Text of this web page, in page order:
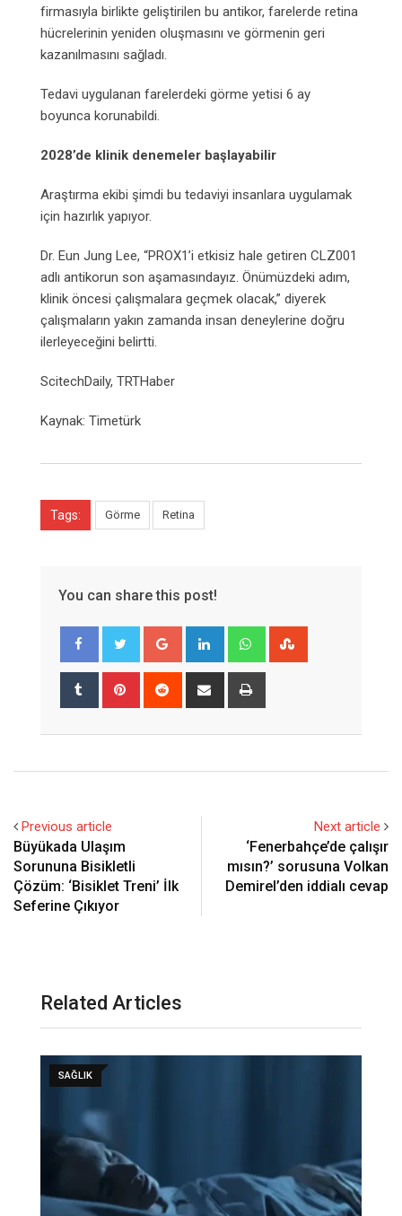
firmasıyla birlikte geliştirilen bu antikor, farelerde retina
hücrelerinin yeniden oluşmasını ve görmenin geri
kazanılmasını sağladı.
Tedavi uygulanan farelerdeki görme yetisi 6 ay
boyunca korunabildi.
2028’de klinik denemeler başlayabilir
Araştırma ekibi şimdi bu tedaviyi insanlara uygulamak
için hazırlık yapıyor.
Dr. Eun Jung Lee, “PROX1’i etkisiz hale getiren CLZ001
adlı antikorun son aşamasındayız. Önümüzdeki adım,
klinik öncesi çalışmalara geçmek olacak,” diyerek
çalışmaların yakın zamanda insan deneylerine doğru
ilerleyeceğini belirtti.
ScitechDaily, TRTHaber
Kaynak: Timetürk
Tags: Görme Retina
You can share this post!
Google+ LinkedIn Whatsapp
Tumblr Pinterest Reddit
Share
Previous article
Büyükada Ulaşım
Sorununa Bisikletli
Çözüm: ‘Bisiklet Treni’ İlk
Seferine Çıkıyor
Next article
‘Fenerbahçe’de çalışır
mısın?’ sorusuna Volkan
Demirel’den iddialı cevap
Related Articles
SAĞLIK